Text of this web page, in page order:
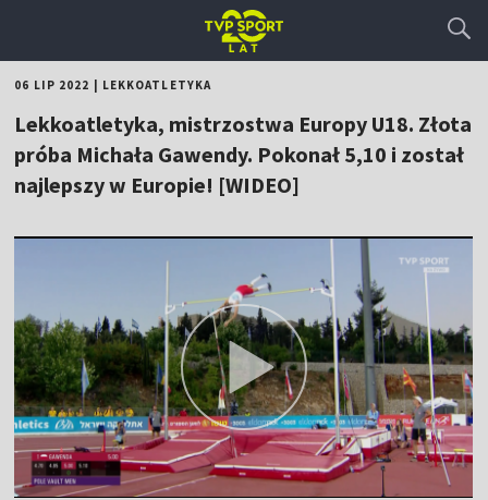
06 LIP 2022 LEKKOATLETYKA
Lekkoatletyka, mistrzostwa Europy U18. Złota
próba Michała Gawendy. Pokonał 5,10 i został
najlepszy w Europie! [WIDEO]